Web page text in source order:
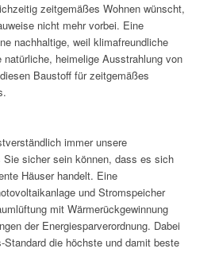
zeitgemäßes Wohnen wünscht,
nicht mehr vorbei. Eine
nachhaltige, weil klimafreundliche
natürliche, heimelige Ausstrahlung von
Baustoff für zeitgemäßes
immer unsere
sicher sein können, dass es sich
Häuser handelt. Eine
und Stromspeicher
mit Wärmerückgewinnung
der Energiesparverordnung. Dabei
die höchste und damit beste